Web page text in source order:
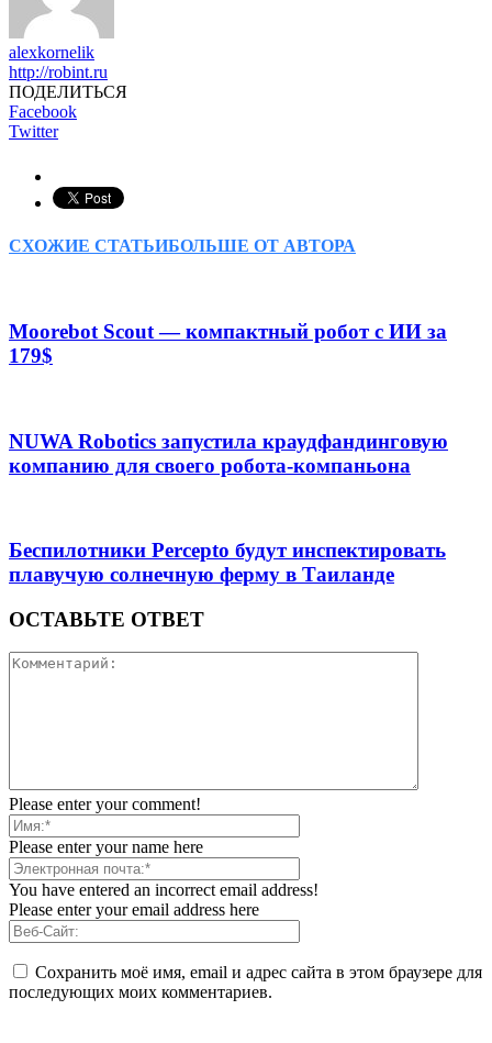
alexkornelik
http://robint.ru
ПОДЕЛИТЬСЯ
Facebook
Twitter
СХОЖИЕ СТАТЬИБОЛЬШЕ ОТ АВТОРА
Moorebot Scout — компактный робот с ИИ за
179$
NUWA Robotics запустила краудфандинговую
компанию для своего робота-компаньона
Беспилотники Percepto будут инспектировать
плавучую солнечную ферму в Таиланде
ОСТАВЬТЕ ОТВЕТ
Please enter your comment!
Please enter your name here
You have entered an incorrect email address!
Please enter your email address here
Сохранить моё имя, email и адрес сайта в этом браузере для
последующих моих комментариев.